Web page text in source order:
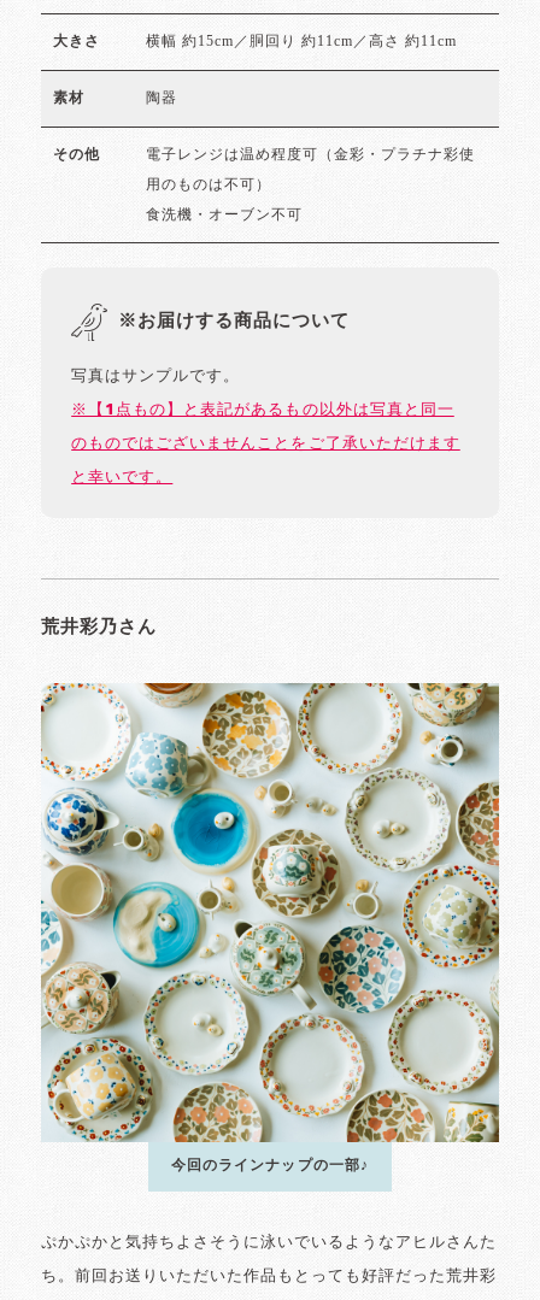
大きさ 横幅 約15cm／胴回り 約11cm／高さ 約11cm
素材 陶器
その他 電子レンジは温め程度可（金彩・プラチナ彩使
用のものは不可）
食洗機・オーブン不可
※お届けする商品について
写真はサンプルです。
※【1点もの】と表記があるもの以外は写真と同一
のものではございませんことをご了承いただけます
と幸いです。
荒井彩乃さん
今回のラインナップの一部♪
ぷかぷかと気持ちよさそうに泳いでいるようなアヒルさんた
ち。前回お送りいただいた作品もとっても好評だった荒井彩